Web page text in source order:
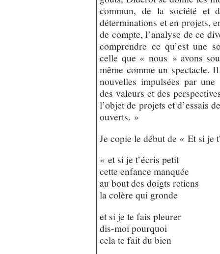
commun, de la société et
déterminations et en projets,
de compte, l’analyse de ce
comprendre ce qu’est une
celle que « nous » avons
même comme un spectacle.
nouvelles impulsées par
des valeurs et des
l’objet de projets et d’essais
ouverts. »
Je copie le début de « Et si je
« et si je t’écris petit
cette enfance manquée
au bout des doigts retiens
la colère qui gronde
et si je te fais pleurer
dis-moi pourquoi
cela te fait du bien